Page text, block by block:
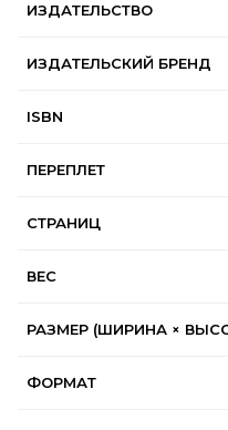
ИЗДАТЕЛЬСТВО
ИЗДАТЕЛЬСКИЙ БРЕНД
ISBN
ПЕРЕПЛЕТ
СТРАНИЦ
ВЕС
РАЗМЕР (ШИРИНА ×
ФОРМАТ